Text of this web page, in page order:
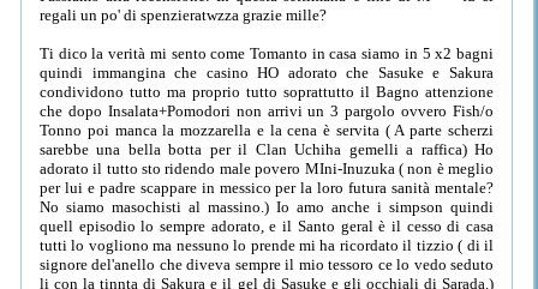
regali un po' di spenzieratwzza grazie mille?
Ti dico la verità mi sento come Tomanto in casa siamo in 5 x2 bagni
quindi immangina che casino HO adorato che Sasuke e Sakura
condividono tutto ma proprio tutto soprattutto il Bagno attenzione
che dopo Insalata+Pomodori non arrivi un 3 pargolo ovvero Fish/o
Tonno poi manca la mozzarella e la cena è servita ( A parte scherzi
sarebbe una bella botta per il Clan Uchiha gemelli a raffica) Ho
adorato il tutto sto ridendo male povero MIni-Inuzuka ( non è meglio
per lui e padre scappare in messico per la loro futura sanità mentale?
No siamo masochisti al massino.) Io amo anche i simpson quindi
quell episodio lo sempre adorato, e il Santo geral è il cesso di casa
tutti lo vogliono ma nessuno lo prende mi ha ricordato il tizzio ( di il
signore del'anello che diveva sempre il mio tessoro ce lo vedo seduto
li con la tinnta di Sakura e il gel di Sasuke e gli occhiali di Sarada.)